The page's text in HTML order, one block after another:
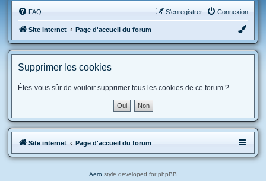
FAQ Connexion
S’enregistrer
Site internet Page d'accueil du forum
Supprimer les cookies
Êtes-vous sûr de vouloir supprimer tous les cookies de ce forum ?
Site internet Page d'accueil du forum
Aero style developed for phpBB